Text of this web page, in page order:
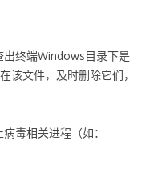
出终端Windows目录下是
该文件，及时删除它们，
毒相关进程（如：